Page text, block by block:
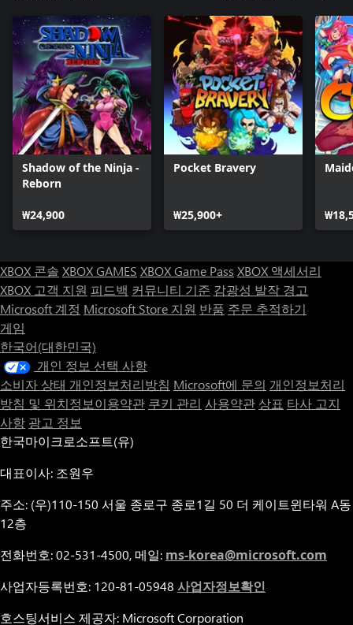
Shadow of the Ninja -
Reborn
₩24,900
Pocket Bravery
₩25,900+
XBOX 콘솔 XBOX GAMES XBOX Game Pass XBOX 액세서리
XBOX 고객 지원 피드백 커뮤니티 기준 감광성 발작 경고
Microsoft 계정 Microsoft Store 지원 반품 주문 추적하기
게임
한국어(대한민국)
개인 정보 선택 사항
소비자 상태 개인정보처리방침 Microsoft에 문의 개인정보처리
방침 및 위치정보이용약관 쿠키 관리 사용약관 상표 타사 고지
사항 광고 정보
한국마이크로소프트(유)
대표이사: 조원우
주소: (우)110-150 서울 종로구 종로1길 50 더 케이트윈타워 A동
12층
전화번호: 02-531-4500, 메일: ms-korea@microsoft.com
사업자등록번호: 120-81-05948 사업자정보확인
호스팅서비스 제공자: Microsoft Corporation